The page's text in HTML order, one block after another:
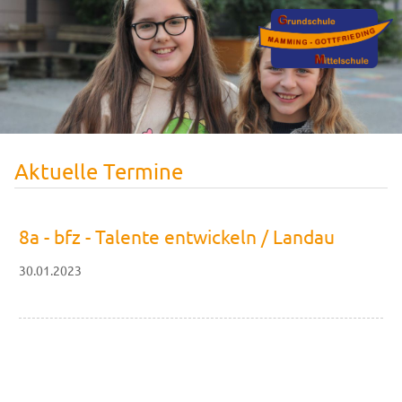
Aktuelle Termine
8a - bfz - Talente entwickeln / Landau
30.01.2023